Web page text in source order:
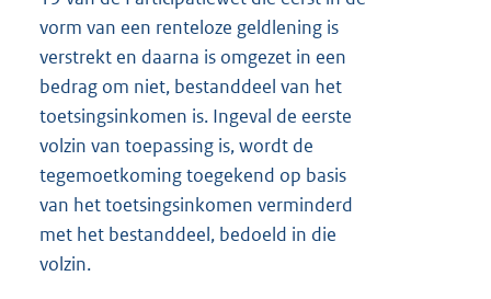
vorm van een renteloze geldlening is
verstrekt en daarna is omgezet in een
bedrag om niet, bestanddeel van het
toetsingsinkomen is. Ingeval de eerste
volzin van toepassing is, wordt de
tegemoetkoming toegekend op basis
van het toetsingsinkomen verminderd
met het bestanddeel, bedoeld in die
volzin.